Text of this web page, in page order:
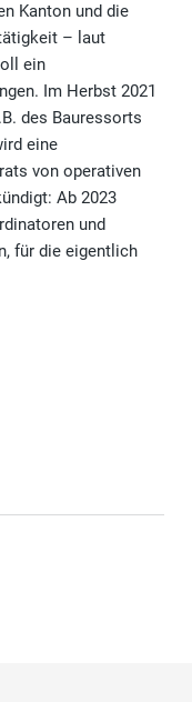
Kanton und die
– laut
ein
Im Herbst 2021
des Bauressorts
eine
von operativen
Ab 2023
und
für die eigentlich